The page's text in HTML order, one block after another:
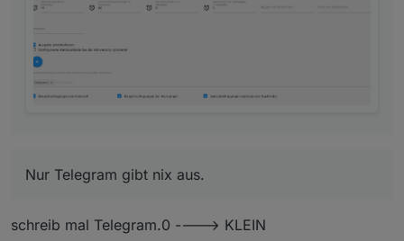
Nur Telegram gibt nix aus.
Nur Telegram gibt nix aus.
schreib mal Telegram.0 ----> KLEIN